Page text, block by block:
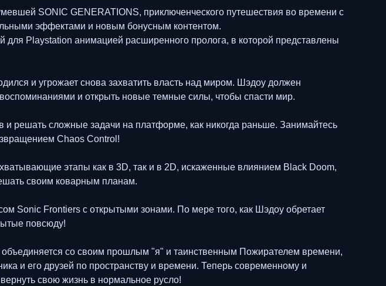
SONIC GENERATIONS, приключенческого путешествия во времени с
эффектами и новым бонусным контентом.
для Playstation анимацией расширенного пролога, в которой представлены
и угрожает снова захватить власть над миром. Шэдоу должен
и открыть новые темные силы, чтобы спасти мир.
решать сложные задачи на платформе, как никогда раньше. Занимайтесь
Chaos Control!
этапы как в 3D, так и в 2D, искаженные влиянием Black Doom,
своим коварным планам.
Sonic Frontiers с открытыми зонами. По мере того, как Шэдоу обретает
повсюду!
со своим прошлым "я" и таинственным Пожирателем времени,
и его друзей по пространству и времени. Теперь современному и
свою жизнь в нормальное русло!